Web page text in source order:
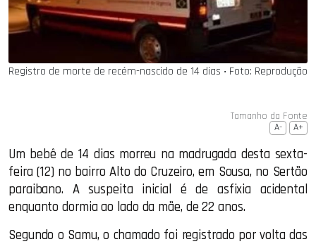
Registro de morte de recém-nascido de 14 dias ‧ Foto: Reprodução
Tamanho da Fonte
A- A+
Um bebê de 14 dias morreu na madrugada desta sexta-
feira (12) no bairro Alto do Cruzeiro, em Sousa, no Sertão
paraibano. A suspeita inicial é de asfixia acidental
enquanto dormia ao lado da mãe, de 22 anos.
Segundo o Samu, o chamado foi registrado por volta das